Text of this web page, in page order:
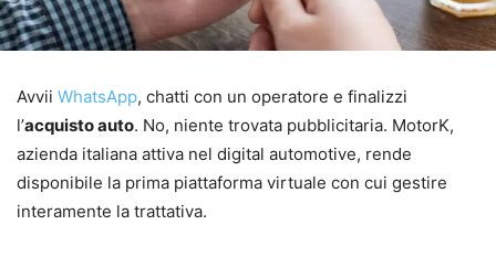
Avvii WhatsApp, chatti con un operatore e finalizzi
l’acquisto auto. No, niente trovata pubblicitaria. MotorK,
azienda italiana attiva nel digital automotive, rende
disponibile la prima piattaforma virtuale con cui gestire
interamente la trattativa.